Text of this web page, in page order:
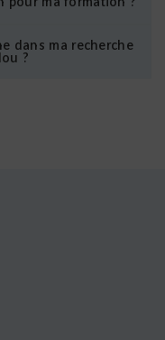
dans ma recherche
?